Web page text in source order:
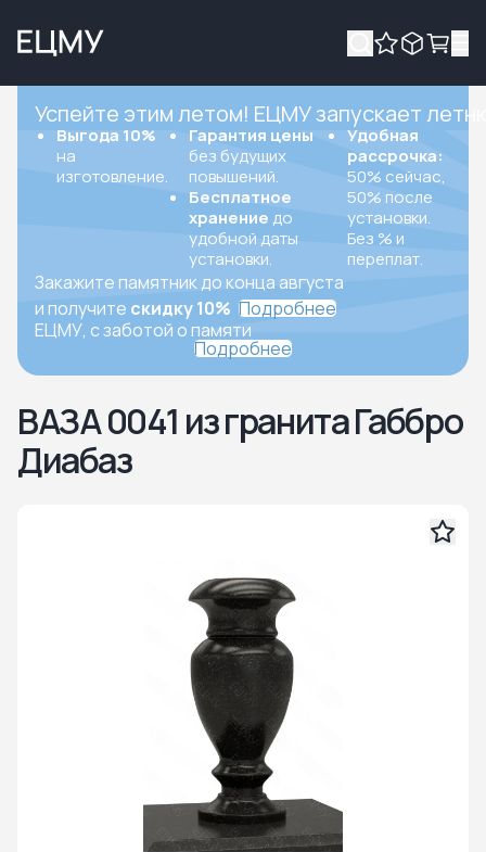
Успейте этим летом! ЕЦМУ запускает
Выгода 10%
на
изготовление.
Гарантия цены
без будущих
повышений.
Бесплатное
хранение до
удобной даты
установки.
Удобная
рассрочка:
50% сейчас,
50% после
установки.
Без % и
переплат.
Закажите памятник до конца августа
и получите скидку 10% Подробнее
ЕЦМУ, с заботой о памяти
Подробнее
ВАЗА 0041 из гранита Габбро
Диабаз